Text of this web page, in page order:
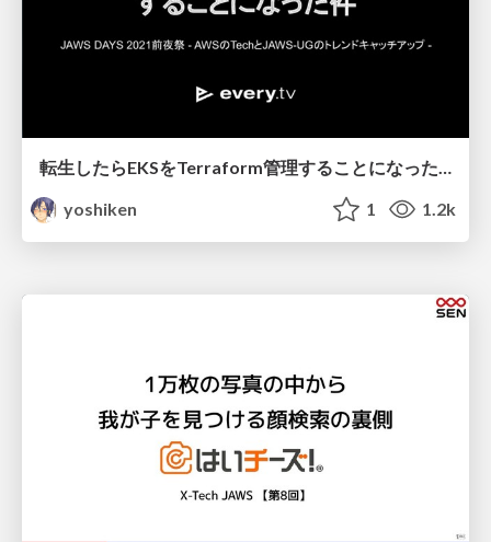
転生したらEKSをTerraform管理することになった件
yoshiken
1 1.2k